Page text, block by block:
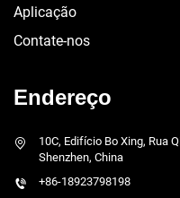
Aplicação
Contate-nos
Endereço
10C, Edifício Bo Xing, Rua
Shenzhen, China
+86-18923798198